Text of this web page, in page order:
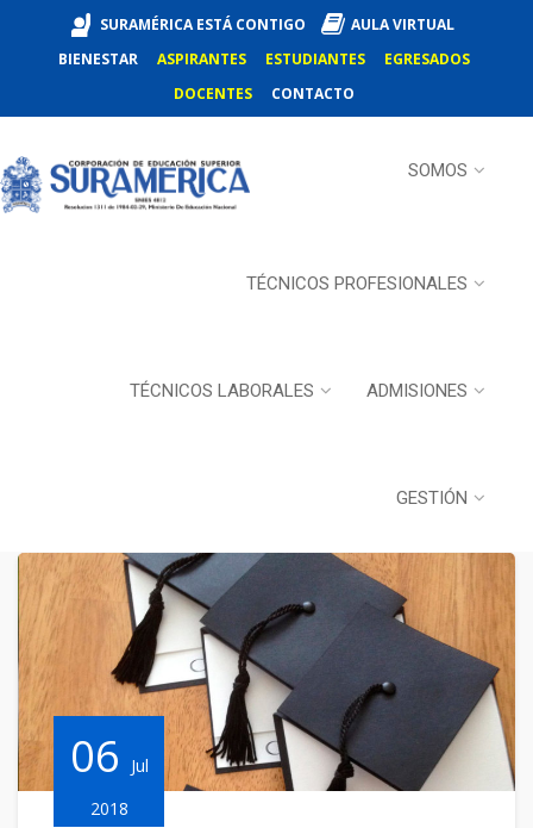
SURAMÉRICA ESTÁ CONTIGO
AULA VIRTUAL
BIENESTAR
ASPIRANTES ESTUDIANTES
EGRESADOS
DOCENTES
CONTACTO
SOMOS
TÉCNICOS PROFESIONALES
TÉCNICOS LABORALES ADMISIONES
GESTIÓN
06
Jul
2018